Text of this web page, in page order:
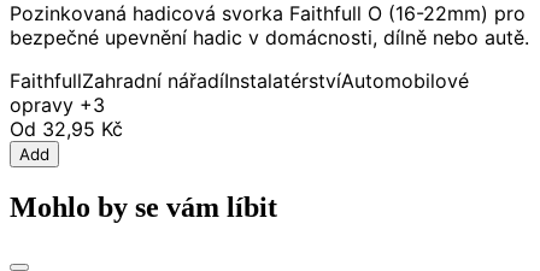
Pozinkovaná hadicová svorka Faithfull O (16-22mm) pro
bezpečné upevnění hadic v domácnosti, dílně nebo autě.
FaithfullZahradní nářadíInstalatérstvíAutomobilové
opravy +3
Od 32,95 Kč
Add
Mohlo by se vám líbit